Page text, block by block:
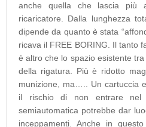
anche quella che lascia più
ricaricatore. Dalla lunghezza
dipende da quanto è stata
ricava il FREE BORING. Il tanto
è altro che lo spazio esistente
della rigatura. Più è ridotto
munizione, ma….. Un cartuccia
il rischio di non entrare nel
semiautomatica potrebbe dar
inceppamenti. Anche in